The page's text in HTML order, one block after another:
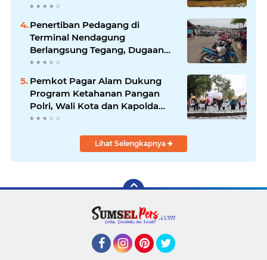
Penertiban Pedagang di
Terminal Nendagung
Berlangsung Tegang, Dugaan
Percobaan Pengeroyokan
Pemkot Pagar Alam Dukung
Program Ketahanan Pangan
Polri, Wali Kota dan Kapolda
Sumsel Tanam Perdana Bawang
Lihat Selengkapnya